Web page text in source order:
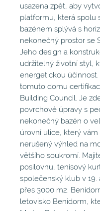
usazena zpět, aby
platformu, která spolu
bazénem splývá s
nekonečný prostor se
Jeho design a
udržitelný životní styl,
energetickou
tomuto domu
Building Council. Je
povrchové úpravy s
nekonečný bazén o
úrovní ulice, který
nerušený výhled na
většího soukromí.
posilovnu, tenisový
společenský klub v 19.
přes 3000 m2.
letovisko Benidorm,